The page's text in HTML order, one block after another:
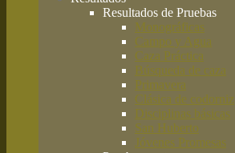
Resultados de Pruebas
Monográficas
Campo y Agua
Caza Práctica
Búsqueda de caza
Primavera
Clásica de codorniz
Disciplinas básicas
San Huberto
Jóvenes Promesas